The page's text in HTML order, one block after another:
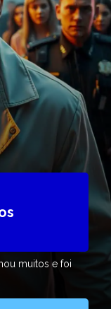
muitos e foi